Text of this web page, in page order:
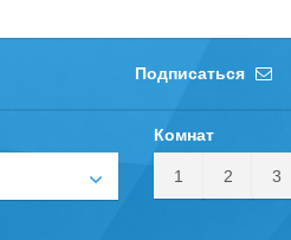
Подписаться
Комнат
1 2 3